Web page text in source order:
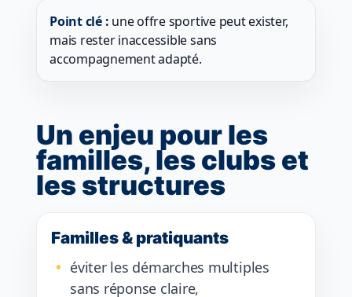
Point clé : une offre sportive peut exister,
mais rester inaccessible sans
accompagnement adapté.
Un enjeu pour les
familles, les clubs et
les structures
Familles & pratiquants
éviter les démarches multiples
sans réponse claire,